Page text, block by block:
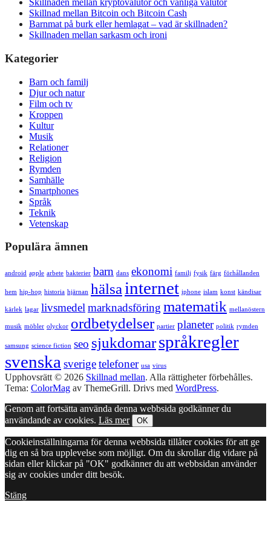
Skillnaden mellan kryptovalutor och vanliga valutor
Skillnad mellan Bitcoin och Bitcoin Cash
Barnmat på burk eller hemlagat – vad är skillnaden?
Skillnaden mellan sarkasm och ironi
Kategorier
Barn och familj
Djur och natur
Film och tv
Kroppen
Kultur
Musik
Relationer
Religion
Rymden
Samhälle
Smartphones
Språk
Teknik
Vetenskap
Populära ämnen
android apple arbete bakterier barn dans ekonomi familj fysik färg förhållanden
hem hip-hop historia hjärnan hälsa internet iphone islam konst kändisar
kärlek lagar livsmedel marknadsföring matematik mellanöstern
musik möbler olyckor ordbetydelser partier planeter politik rymden
samsung science fiction seo sjukdomarspråkregler
svenska sverigetelefoner usa virus
Upphovsrätt © 2026 Skillnad mellan. Alla rättigheter förbehålles.
Tema: ColorMag av ThemeGrill. Drivs med WordPress.
Genom att fortsätta använda denna webbsida godkänner du
användande av cookies. Läs mer OK
Cookieinställningarna för denna webbsida tillåter cookies för att ge
dig en så bra upplevelse som möjligt. Om du skrollar dig vidare på
sidan eller klickar på "OK" godkänner du att webbsidan använder
sig av cookies under ditt besök.
Stäng